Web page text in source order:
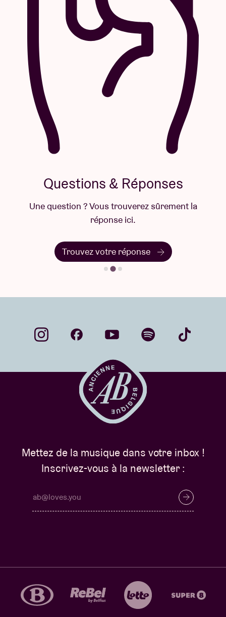
Questions & Réponses
Une question ? Vous trouverez sûrement la
réponse ici.
Trouvez votre réponse
Mettez de la musique dans votre inbox !
Inscrivez-vous à la newsletter :